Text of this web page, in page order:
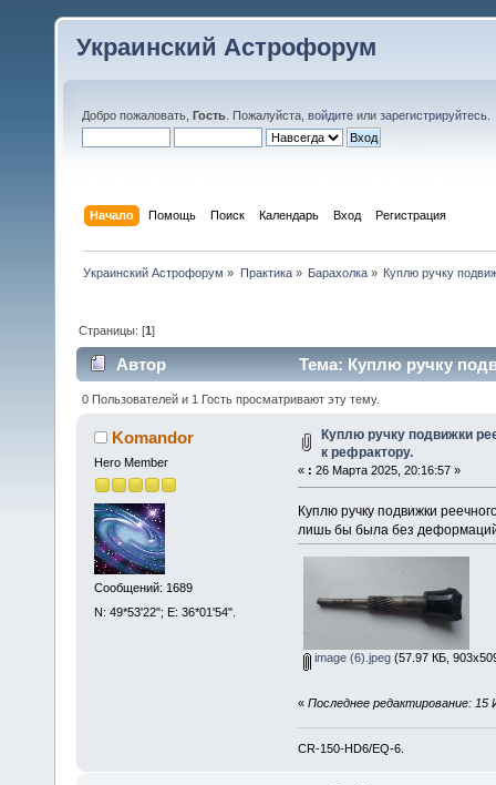
Украинский Астрофорум
Добро пожаловать, Гость . Пожалуйста, войдите или зарегистрируйтесь
Начало Помощь Поиск Календарь Вход Регистрация
Украинский Астрофорум » Практика» Барахолка» Куплю ручку
Страницы: [1]
Автор
Тема: Куплю ручку
7550 раз)
0 Пользователей и 1 Гость просматривают эту тему.
Komandor
Hero Member
Сообщений: 1689
N: 49*53'22"; E: 36*01'54".
Куплю ручку подвижки
к рефрактору.
« : 26 Марта 2025, 20:16:57 »
Куплю ручку подвижки
лишь бы была без
image (6).jpeg(57.97 КБ,
« Последнее редактирование: 15
CR-150-HD6/EQ-6.